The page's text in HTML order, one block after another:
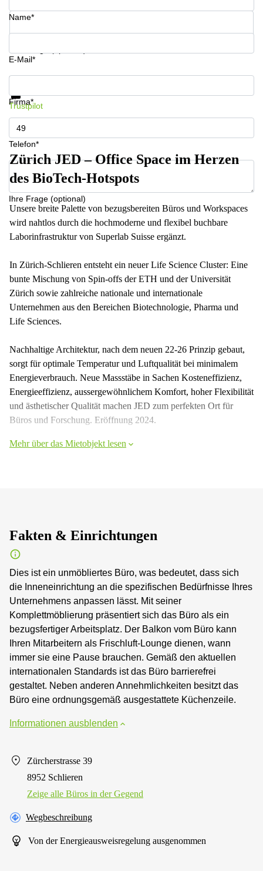
Name*
E-Mail*
Firma*
Telefon*
Ihre Frage (optional)
Informationen und Preise erhalten
Trustpilot
Zürich JED – Office Space im Herzen
des BioTech-Hotspots
Unsere breite Palette von bezugsbereiten Büros und Workspaces
wird nahtlos durch die hochmoderne und flexibel buchbare
Laborinfrastruktur von Superlab Suisse ergänzt.
In Zürich-Schlieren entsteht ein neuer Life Science Cluster: Eine
bunte Mischung von Spin-offs der ETH und der Universität
Zürich sowie zahlreiche nationale und internationale
Unternehmen aus den Bereichen Biotechnologie, Pharma und
Life Sciences.
Nachhaltige Architektur, nach dem neuen 22-26 Prinzip gebaut,
sorgt für optimale Temperatur und Luftqualität bei minimalem
Energieverbrauch. Neue Massstäbe in Sachen Kosteneffizienz,
Energieeffizienz, aussergewöhnlichem Komfort, hoher Flexibilität
und ästhetischer Qualität machen JED zum perfekten Ort für
Büros und Forschung. Eröffnung 2024.
Mehr über das Mietobjekt lesen
Fakten & Einrichtungen
Dies ist ein unmöbliertes Büro, was bedeutet, dass sich
die Inneneinrichtung an die spezifischen Bedürfnisse Ihres
Unternehmens anpassen lässt. Mit seiner
Komplettmöblierung präsentiert sich das Büro als ein
bezugsfertiger Arbeitsplatz. Der Balkon vom Büro kann
Ihren Mitarbeitern als Frischluft-Lounge dienen, wann
immer sie eine Pause brauchen. Gemäß den aktuellen
internationalen Standards ist das Büro barrierefrei
gestaltet. Neben anderen Annehmlichkeiten besitzt das
Büro eine ordnungsgemäß ausgestattete Küchenzeile.
Informationen ausblenden
Zürcherstrasse 39
8952 Schlieren
Zeige alle Büros in der Gegend
Wegbeschreibung
Von der Energieausweisregelung ausgenommen